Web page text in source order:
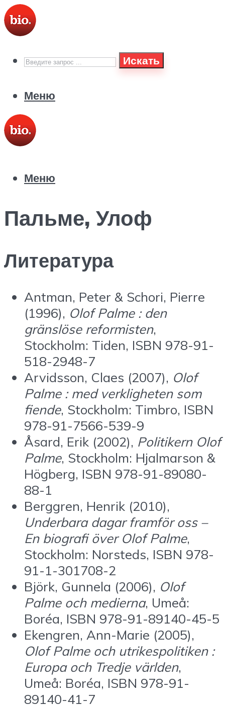
Искать
Меню
Меню
Пальме, Улоф
Литература
Antman, Peter & Schori, Pierre
(1996), Olof Palme : den
gränslöse reformisten,
Stockholm: Tiden, ISBN 978-91-
518-2948-7
Arvidsson, Claes (2007), Olof
Palme : med verkligheten som
fiende, Stockholm: Timbro, ISBN
978-91-7566-539-9
Åsard, Erik (2002), Politikern Olof
Palme, Stockholm: Hjalmarson &
Högberg, ISBN 978-91-89080-
88-1
Berggren, Henrik (2010),
Underbara dagar framför oss –
En biografi över Olof Palme,
Stockholm: Norsteds, ISBN 978-
91-1-301708-2
Björk, Gunnela (2006), Olof
Palme och medierna, Umeå:
Boréa, ISBN 978-91-89140-45-5
Ekengren, Ann-Marie (2005),
Olof Palme och utrikespolitiken :
Europa och Tredje världen,
Umeå: Boréa, ISBN 978-91-
89140-41-7